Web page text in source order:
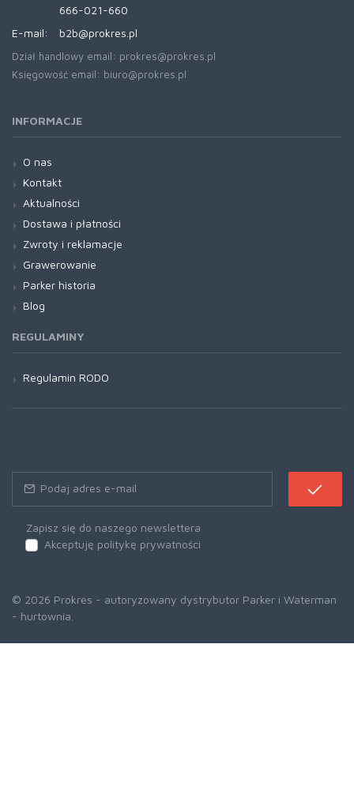
666-021-660
E-mail:
b2b@prokres.pl
Dział handlowy email: prokres@prokres.pl
Księgowość email: biuro@prokres.pl
INFORMACJE
O nas
Kontakt
Aktualności
Dostawa i płatności
Zwroty i reklamacje
Grawerowanie
Parker historia
Blog
REGULAMINY
Regulamin RODO
Zapisz się do naszego newslettera
Akceptuję politykę prywatności
© 2026 Prokres - autoryzowany dystrybutor Parker i Waterman
- hurtownia.